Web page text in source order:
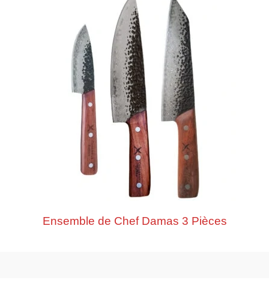
Ensemble de Chef Damas 3 Pièces